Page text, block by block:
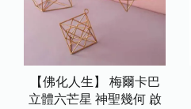
【佛化人生】 梅爾卡巴
立體六芒星 神聖幾何 啟